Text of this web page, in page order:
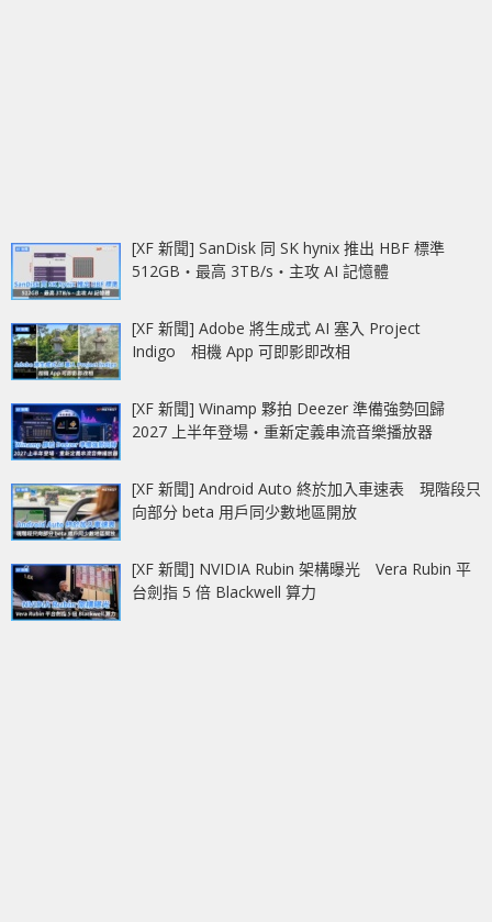
[XF 新聞] SanDisk 同 SK hynix 推出 HBF 標準
512GB‧最高 3TB/s‧主攻 AI 記憶體
[XF 新聞] Adobe 將生成式 AI 塞入 Project
Indigo 相機 App 可即影即改相
[XF 新聞] Winamp 夥拍 Deezer 準備強勢回歸
2027 上半年登場‧重新定義串流音樂播放器
[XF 新聞] Android Auto 終於加入車速表 現階段只
向部分 beta 用戶同少數地區開放
[XF 新聞] NVIDIA Rubin 架構曝光 Vera Rubin 平
台劍指 5 倍 Blackwell 算力